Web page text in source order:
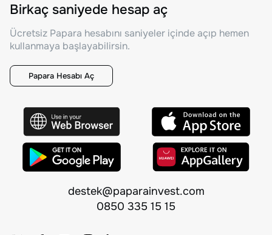
Birkaç saniyede hesap aç
Ücretsiz Papara hesabını saniyeler içinde açıp hemen
kullanmaya başlayabilirsin.
Papara Hesabı Aç
destek@paparainvest.com
0850 335 15 15